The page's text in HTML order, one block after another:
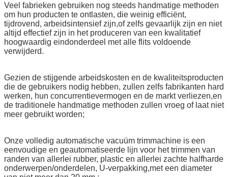
Veel fabrieken gebruiken nog steeds handmatige methoden
om hun producten te ontlasten, die weinig efficiënt,
tijdrovend, arbeidsintensief zijn,of zelfs gevaarlijk zijn en niet
altijd effectief zijn in het produceren van een kwalitatief
hoogwaardig eindonderdeel met alle flits voldoende
verwijderd.
Gezien de stijgende arbeidskosten en de kwaliteitsproducten
die de gebruikers nodig hebben, zullen zelfs fabrikanten hard
werken, hun concurrentievermogen en de markt verliezen,en
de traditionele handmatige methoden zullen vroeg of laat niet
meer gebruikt worden;
Onze volledig automatische vacuüm trimmachine is een
eenvoudige en geautomatiseerde lijn voor het trimmen van
randen van allerlei rubber, plastic en allerlei zachte halfharde
onderwerpen/onderdelen, U-verpakking,met een diameter